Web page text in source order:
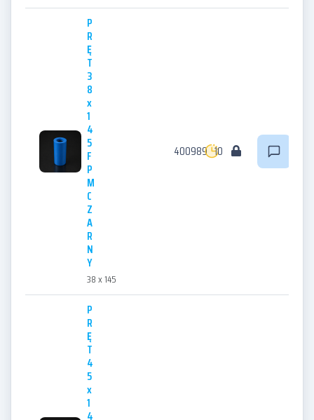
P
R
Ę
T
3
8
x
1
4
5
F
P
M
C
Z
A
R
N
Y
38 x 145
400989 10
P
R
Ę
T
4
5
x
1
4